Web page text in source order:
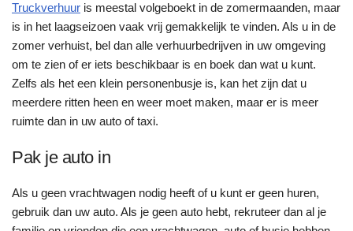
Truckverhuur is meestal volgeboekt in de zomermaanden, maar
is in het laagseizoen vaak vrij gemakkelijk te vinden. Als u in de
zomer verhuist, bel dan alle verhuurbedrijven in uw omgeving
om te zien of er iets beschikbaar is en boek dan wat u kunt.
Zelfs als het een klein personenbusje is, kan het zijn dat u
meerdere ritten heen en weer moet maken, maar er is meer
ruimte dan in uw auto of taxi.
Pak je auto in
Als u geen vrachtwagen nodig heeft of u kunt er geen huren,
gebruik dan uw auto. Als je geen auto hebt, rekruteer dan al je